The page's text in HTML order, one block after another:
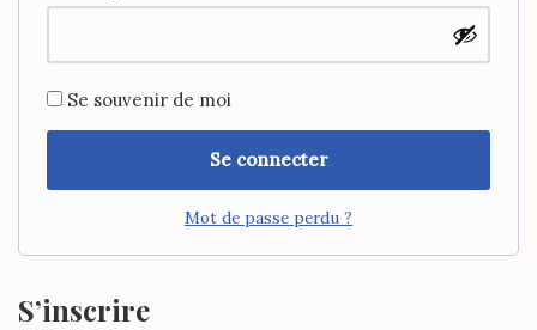
Se souvenir de moi
Se connecter
Mot de passe perdu ?
S’inscrire